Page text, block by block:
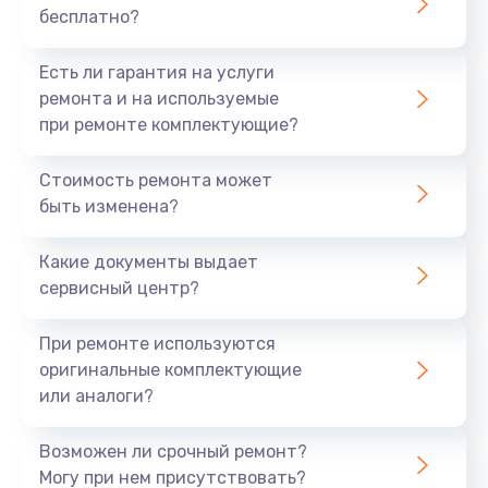
Заказать
Не заряжается
Восстановление после попадания влаги
Заказать
бесплатно?
Есть ли гарантия на услуги
ремонта и на используемые
при ремонте комплектующие?
Стоимость ремонта может
быть изменена?
Какие документы выдает
сервисный центр?
При ремонте используются
оригинальные комплектующие
или аналоги?
Возможен ли срочный ремонт?
Могу при нем присутствовать?